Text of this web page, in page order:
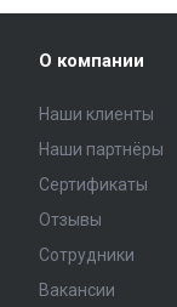
О компании
Наши клиенты
Наши партнёры
Сертификаты
Отзывы
Сотрудники
Вакансии